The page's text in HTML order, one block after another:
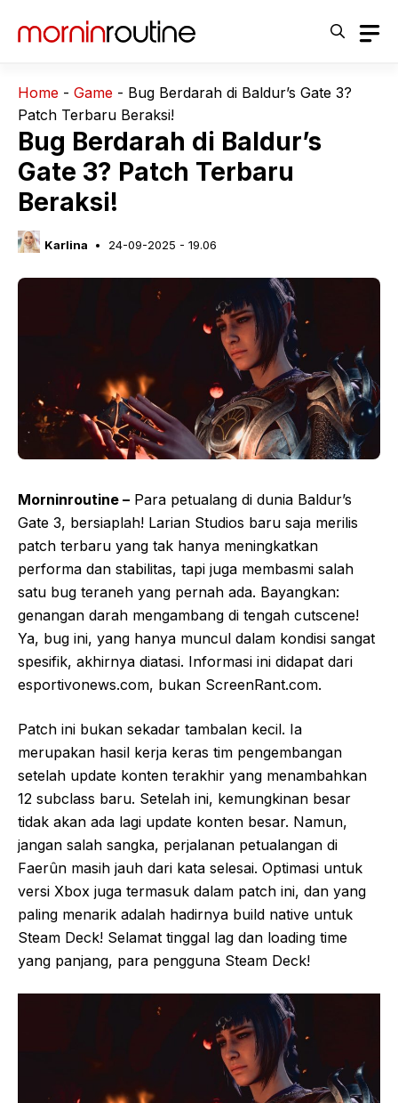
Home - Game - Bug Berdarah di Baldur’s Gate 3?
Patch Terbaru Beraksi!
Bug Berdarah di Baldur’s
Gate 3? Patch Terbaru
Beraksi!
Karlina 24-09-2025 - 19.06
Morninroutine – Para petualang di dunia Baldur’s
Gate 3, bersiaplah! Larian Studios baru saja merilis
patch terbaru yang tak hanya meningkatkan
performa dan stabilitas, tapi juga membasmi salah
satu bug teraneh yang pernah ada. Bayangkan:
genangan darah mengambang di tengah cutscene!
Ya, bug ini, yang hanya muncul dalam kondisi sangat
spesifik, akhirnya diatasi. Informasi ini didapat dari
esportivonews.com, bukan ScreenRant.com.
Patch ini bukan sekadar tambalan kecil. Ia
merupakan hasil kerja keras tim pengembangan
setelah update konten terakhir yang menambahkan
12 subclass baru. Setelah ini, kemungkinan besar
tidak akan ada lagi update konten besar. Namun,
jangan salah sangka, perjalanan petualangan di
Faerûn masih jauh dari kata selesai. Optimasi untuk
versi Xbox juga termasuk dalam patch ini, dan yang
paling menarik adalah hadirnya build native untuk
Steam Deck! Selamat tinggal lag dan loading time
yang panjang, para pengguna Steam Deck!